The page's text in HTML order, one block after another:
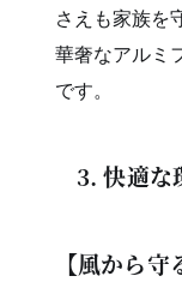
さえも家族を
華奢なアルミ
です。
3. 快適な
【風から守